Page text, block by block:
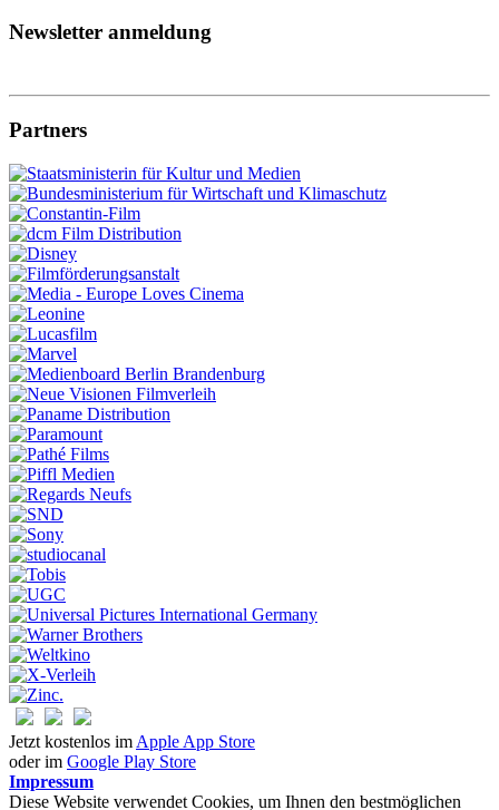
Newsletter anmeldung
Partners
Jetzt kostenlos im Apple App Store
oder im Google Play Store
Impressum
Diese Website verwendet Cookies, um Ihnen den bestmöglichen